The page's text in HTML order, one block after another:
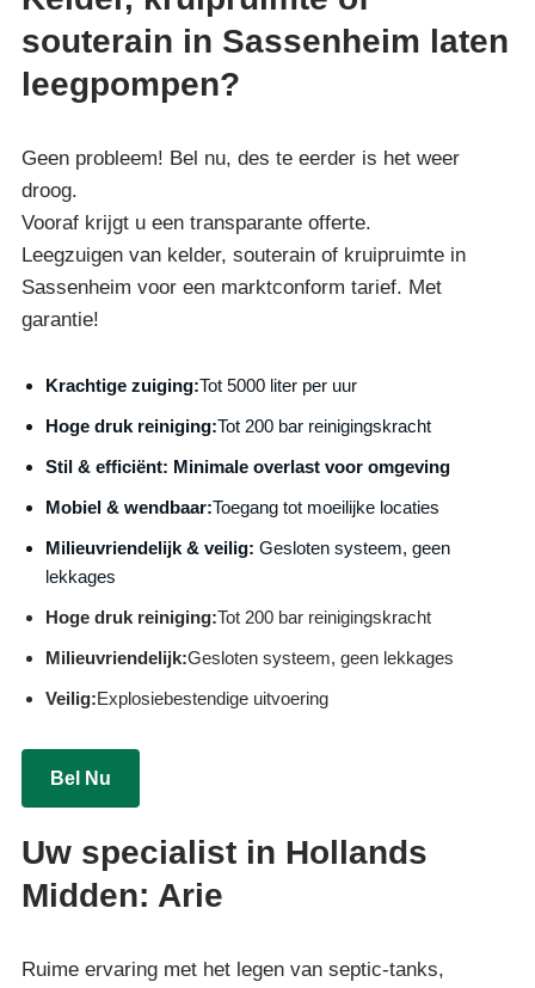
souterain in Sassenheim laten
leegpompen?
Geen probleem! Bel nu, des te eerder is het weer
droog.
Vooraf krijgt u een transparante offerte.
Leegzuigen van kelder, souterain of kruipruimte in
Sassenheim voor een marktconform tarief. Met
garantie!
Krachtige zuiging:Tot 5000 liter per uur
Hoge druk reiniging:Tot 200 bar reinigingskracht
Stil & efficiënt: Minimale overlast voor omgeving
Mobiel & wendbaar:Toegang tot moeilijke locaties
Milieuvriendelijk & veilig: Gesloten systeem, geen
lekkages
Hoge druk reiniging:Tot 200 bar reinigingskracht
Milieuvriendelijk:Gesloten systeem, geen lekkages
Veilig:Explosiebestendige uitvoering
Bel Nu
Uw specialist in Hollands
Midden: Arie
Ruime ervaring met het legen van septic-tanks,